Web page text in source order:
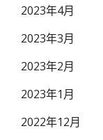
2023年4月
2023年3月
2023年2月
2023年1月
2022年12月